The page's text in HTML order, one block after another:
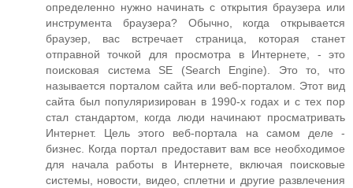
определенно нужно начинать с открытия браузера или
инструмента браузера? Обычно, когда открывается
браузер, вас встречает страница, которая станет
отправной точкой для просмотра в Интернете, - это
поисковая система SE (Search Engine). Это то, что
называется порталом сайта или веб-порталом. Этот вид
сайта был популяризирован в 1990-х годах и с тех пор
стал стандартом, когда люди начинают просматривать
Интернет. Цель этого веб-портала на самом деле -
бизнес. Когда портал предоставит вам все необходимое
для начала работы в Интернете, включая поисковые
системы, новости, видео, сплетни и другие развлечения